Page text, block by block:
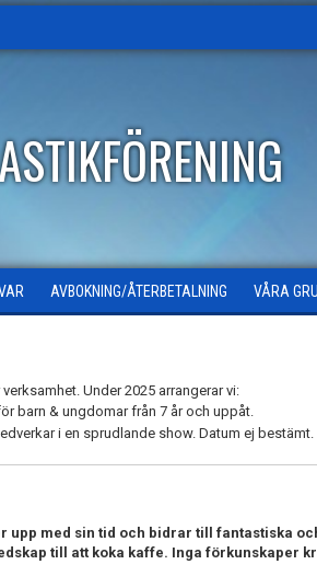
AVBOKNING/ÅTERBETALNING VÅRA
Under 2025 arrangerar vi:
barn & ungdomar från 7 år och uppåt.
i en sprudlande show. Datum ej bestämt.
upp med sin tid och bidrar till fantastiska
till att koka kaffe. Inga förkunskaper